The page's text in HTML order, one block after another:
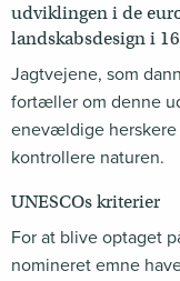
udviklingen i de
landskabsdesign i
Jagtvejene, som
fortæller om denne
enevældige herskere
kontrollere naturen.
UNESCOs kriterier
For at blive optaget
nomineret emne